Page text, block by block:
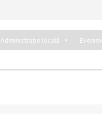
Administrație locală